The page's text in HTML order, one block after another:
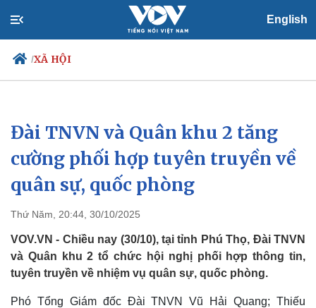
English
/XÃ HỘI
Chính trị
Đảng
Tổ chức nhân sự
Quốc hội
Nhận diện sự thật
Xã hội
Tin 24h
Dự báo thời tiết
Giáo dục
Dấu ấn VOV
Đài TNVN và Quân khu 2 tăng
cường phối hợp tuyên truyền về
quân sự, quốc phòng
Thứ Năm, 20:44, 30/10/2025
VOV.VN - Chiều nay (30/10), tại tỉnh Phú Thọ, Đài TNVN
và Quân khu 2 tổ chức hội nghị phối hợp thông tin,
tuyên truyền về nhiệm vụ quân sự, quốc phòng.
Phó Tổng Giám đốc Đài TNVN Vũ Hải Quang; Thiếu